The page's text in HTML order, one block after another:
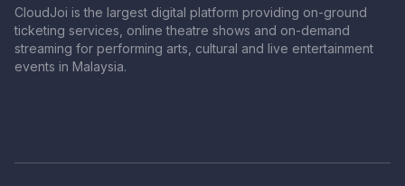
CloudJoi is the largest digital platform providing on-ground
ticketing services, online theatre shows and on-demand
streaming for performing arts, cultural and live entertainment
events in Malaysia.